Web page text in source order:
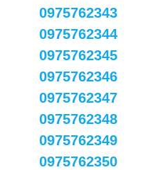
0975762343
0975762344
0975762345
0975762346
0975762347
0975762348
0975762349
0975762350